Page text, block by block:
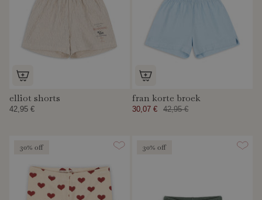
elliot shorts
42,95 €
fran korte broek
30,07 € 42,95 €
30% off 30% off